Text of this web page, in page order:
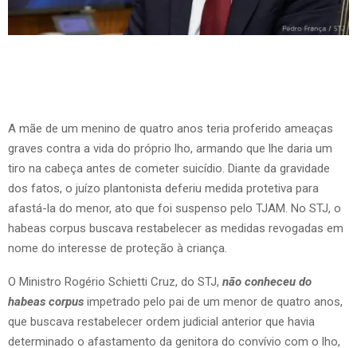
A mãe de um menino de quatro anos teria proferido ameaças
graves contra a vida do próprio lho, armando que lhe daria um
tiro na cabeça antes de cometer suicídio. Diante da gravidade
dos fatos, o juízo plantonista deferiu medida protetiva para
afastá-la do menor, ato que foi suspenso pelo TJAM. No STJ, o
habeas corpus buscava restabelecer as medidas revogadas em
nome do interesse de proteção à criança.
O Ministro Rogério Schietti Cruz, do STJ, não conheceu do
habeas corpus impetrado pelo pai de um menor de quatro anos,
que buscava restabelecer ordem judicial anterior que havia
determinado o afastamento da genitora do convívio com o lho,